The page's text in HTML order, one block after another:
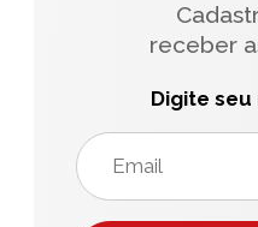
receber
Digite